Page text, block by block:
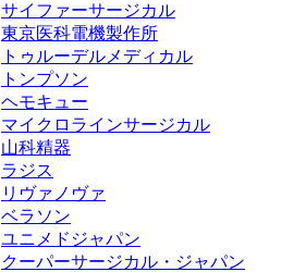
サイファーサージカル
東京医科電機製作所
トゥルーデルメディカル
トンプソン
ヘモキュー
マイクロラインサージカル
山科精器
ラジス
リヴァノヴァ
ベラソン
ユニメドジャパン
クーパーサージカル・ジャパン